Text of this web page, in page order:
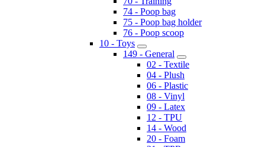
74 - Poop bag
75 - Poop bag holder
76 - Poop scoop
10 - Toys
149 - General
02 - Textile
04 - Plush
06 - Plastic
08 - Vinyl
09 - Latex
12 - TPU
14 - Wood
20 - Foam